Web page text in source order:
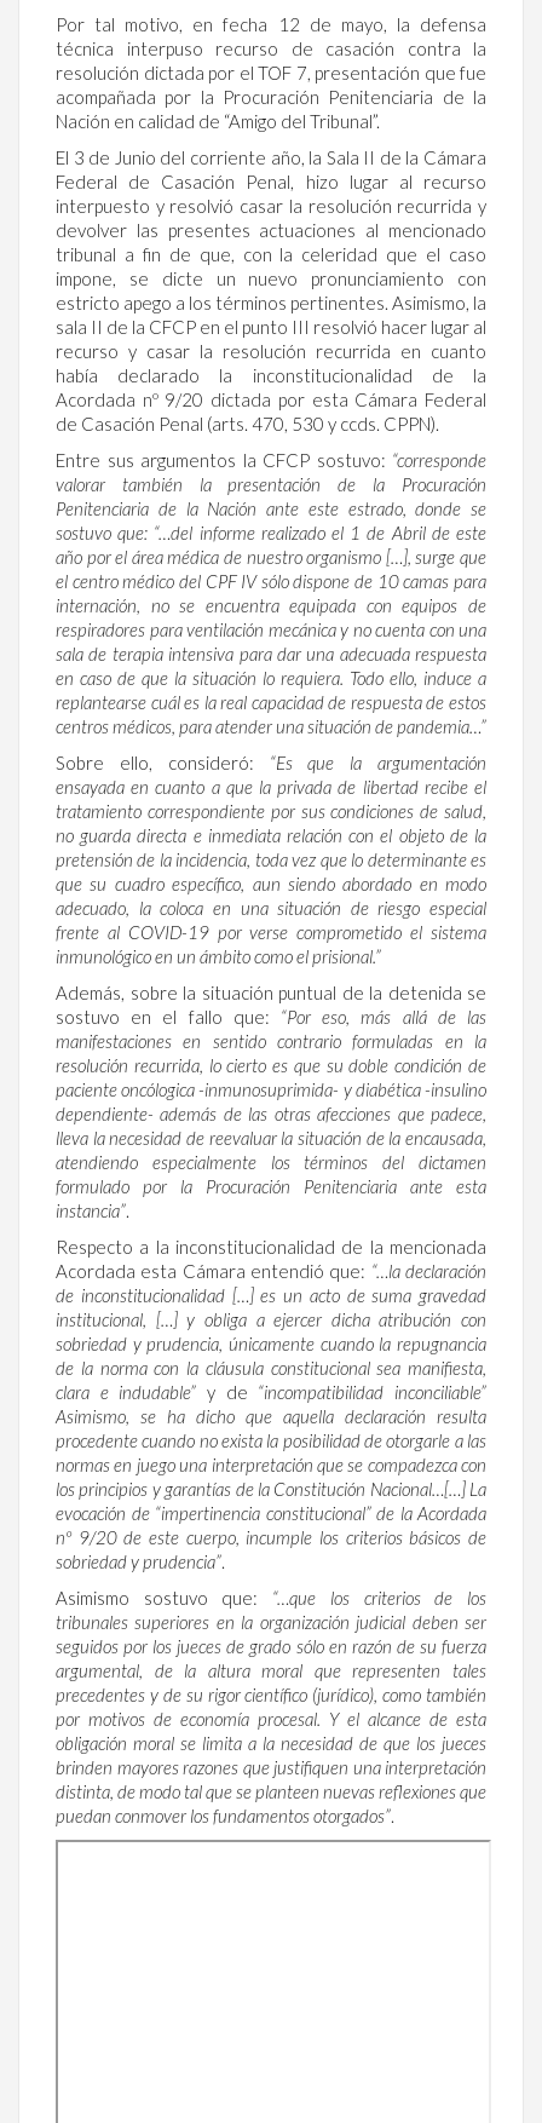
Por tal motivo, en fecha 12 de mayo, la defensa
técnica interpuso recurso de casación contra la
resolución dictada por el TOF 7, presentación que fue
acompañada por la Procuración Penitenciaria de la
Nación en calidad de “Amigo del Tribunal”.
El 3 de Junio del corriente año, la Sala II de la Cámara
Federal de Casación Penal, hizo lugar al recurso
interpuesto y resolvió casar la resolución recurrida y
devolver las presentes actuaciones al mencionado
tribunal a fin de que, con la celeridad que el caso
impone, se dicte un nuevo pronunciamiento con
estricto apego a los términos pertinentes. Asimismo, la
sala II de la CFCP en el punto III resolvió hacer lugar al
recurso y casar la resolución recurrida en cuanto
había declarado la inconstitucionalidad de la
Acordada nº 9/20 dictada por esta Cámara Federal
de Casación Penal (arts. 470, 530 y ccds. CPPN).
Entre sus argumentos la CFCP sostuvo: “corresponde
valorar también la presentación de la Procuración
Penitenciaria de la Nación ante este estrado, donde se
sostuvo que: “…del informe realizado el 1 de Abril de este
año por el área médica de nuestro organismo […], surge que
el centro médico del CPF IV sólo dispone de 10 camas para
internación, no se encuentra equipada con equipos de
respiradores para ventilación mecánica y no cuenta con una
sala de terapia intensiva para dar una adecuada respuesta
en caso de que la situación lo requiera. Todo ello, induce a
replantearse cuál es la real capacidad de respuesta de estos
centros médicos, para atender una situación de pandemia…”
Sobre ello, consideró: “Es que la argumentación
ensayada en cuanto a que la privada de libertad recibe el
tratamiento correspondiente por sus condiciones de salud,
no guarda directa e inmediata relación con el objeto de la
pretensión de la incidencia, toda vez que lo determinante es
que su cuadro específico, aun siendo abordado en modo
adecuado, la coloca en una situación de riesgo especial
frente al COVID-19 por verse comprometido el sistema
inmunológico en un ámbito como el prisional.”
Además, sobre la situación puntual de la detenida se
sostuvo en el fallo que: “Por eso, más allá de las
manifestaciones en sentido contrario formuladas en la
resolución recurrida, lo cierto es que su doble condición de
paciente oncólogica -inmunosuprimida- y diabética -insulino
dependiente- además de las otras afecciones que padece,
lleva la necesidad de reevaluar la situación de la encausada,
atendiendo especialmente los términos del dictamen
formulado por la Procuración Penitenciaria ante esta
instancia”.
Respecto a la inconstitucionalidad de la mencionada
Acordada esta Cámara entendió que: “…la declaración
de inconstitucionalidad […] es un acto de suma gravedad
institucional, […] y obliga a ejercer dicha atribución con
sobriedad y prudencia, únicamente cuando la repugnancia
de la norma con la cláusula constitucional sea manifiesta,
clara e indudable” y de “incompatibilidad inconciliable”
Asimismo, se ha dicho que aquella declaración resulta
procedente cuando no exista la posibilidad de otorgarle a las
normas en juego una interpretación que se compadezca con
los principios y garantías de la Constitución Nacional…[…] La
evocación de “impertinencia constitucional” de la Acordada
nº 9/20 de este cuerpo, incumple los criterios básicos de
sobriedad y prudencia”.
Asimismo sostuvo que: “…que los criterios de los
tribunales superiores en la organización judicial deben ser
seguidos por los jueces de grado sólo en razón de su fuerza
argumental, de la altura moral que representen tales
precedentes y de su rigor científico (jurídico), como también
por motivos de economía procesal. Y el alcance de esta
obligación moral se limita a la necesidad de que los jueces
brinden mayores razones que justifiquen una interpretación
distinta, de modo tal que se planteen nuevas reflexiones que
puedan conmover los fundamentos otorgados”.